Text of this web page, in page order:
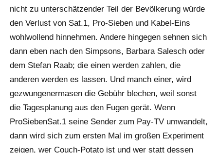
nicht zu unterschätzender Teil der Bevölkerung würde
den Verlust von Sat.1, Pro-Sieben und Kabel-Eins
wohlwollend hinnehmen. Andere hingegen sehnen sich
dann eben nach den Simpsons, Barbara Salesch oder
dem Stefan Raab; die einen werden zahlen, die
anderen werden es lassen. Und manch einer, wird
gezwungenermasen die Gebühr blechen, weil sonst
die Tagesplanung aus den Fugen gerät. Wenn
ProSiebenSat.1 seine Sender zum Pay-TV umwandelt,
dann wird sich zum ersten Mal im großen Experiment
zeigen, wer Couch-Potato ist und wer statt dessen